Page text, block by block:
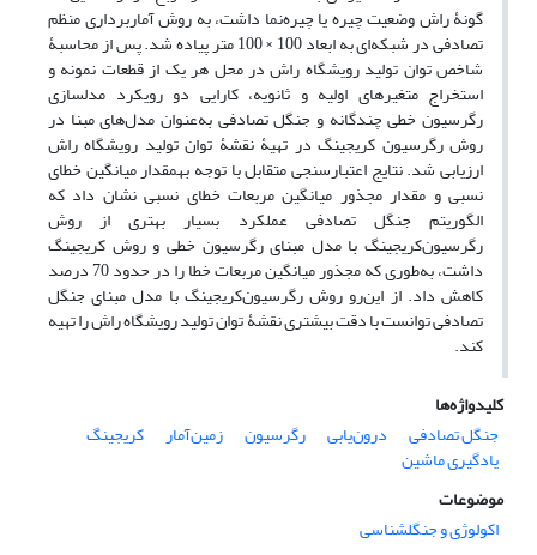
گونۀ راش وضعیت چیره یا چیره‌نما داشت، به روش آماربرداری منظم
تصادفی در شبکه‌ای به ابعاد 100 × 100 متر پیاده شد. پس از محاسبۀ
شاخص توان تولید رویشگاه راش در محل هر یک از قطعات نمونه و
استخراج متغیرهای اولیه و ثانویه، کارایی دو رویکرد مدلسازی
رگرسیون خطی چندگانه و جنگل تصادفی به‌عنوان مدل‌های مبنا در
روش رگرسیون کریجینگ در تهیۀ نقشۀ توان تولید رویشگاه راش
ارزیابی شد. نتایج اعتبارسنجی متقابل با توجه بهمقدار میانگین خطای
نسبی و مقدار مجذور میانگین مربعات خطای نسبی نشان داد که
الگوریتم جنگل تصادفی عملکرد بسیار بهتری از روش
رگرسیون‌کریجینگ با مدل مبنای رگرسیون خطی و روش کریجینگ
داشت، به‌طوری که مجذور میانگین مربعات خطا را در حدود 70 درصد
کاهش داد. از این‌رو روش رگرسیون‌کریجینگ با مدل مبنای جنگل
تصادفی توانست با دقت بیشتری نقشۀ توان تولید رویشگاه راش را تهیه
کند.
کلیدواژه‌ها
جنگل تصادفی
درون‌یابی رگرسیون زمین‌آمار کریجینگ
یادگیری ماشین
موضوعات
اکولوژی و جنگلشناسی